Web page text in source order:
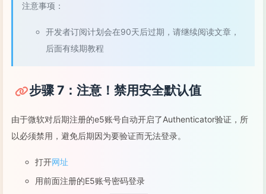
注意事项：
开发者订阅计划会在90天后过期，请继续阅读文章，
后面有续期教程
步骤 7：注意！禁用安全默认值
由于微软对后期注册的e5账号自动开启了Authenticator验证，所
以必须禁用，避免后期因为要验证而无法登录。
打开网址
用前面注册的E5账号密码登录